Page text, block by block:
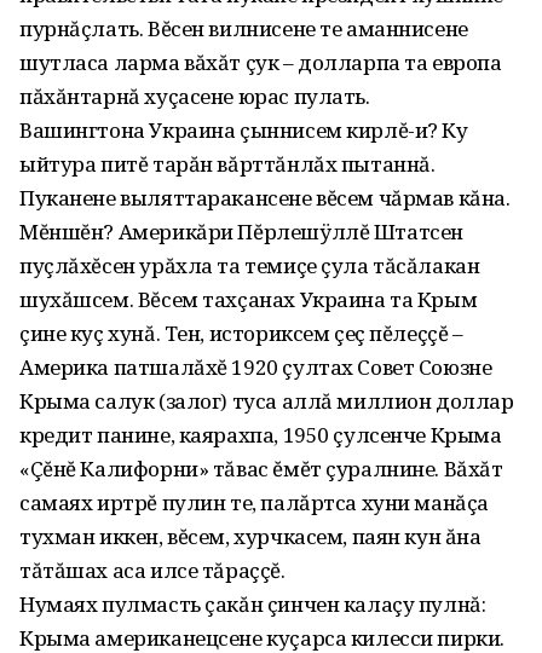
пурнăçлать. Вĕсен вилнисене те аманнисене
шутласа ларма вăхăт çук – долларпа та европа
пăхăнтарнă хуçасене юрас пулать.
Вашингтона Украина çыннисем кирлĕ-и? Ку
ыйтура питĕ тарăн вăрттăнлăх пытаннă.
Пуканене выляттаракансене вĕсем чăрмав кăна.
Мĕншĕн? Америкăри Пĕрлешÿллĕ Штатсен
пуçлăхĕсен урăхла та темиçе çула тăсăлакан
шухăшсем. Вĕсем тахçанах Украина та Крым
çине куç хунă. Тен, историксем çеç пĕлеççĕ –
Америка патшалăхĕ 1920 çултах Совет Союзне
Крыма салук (залог) туса аллă миллион доллар
кредит панине, каярахпа, 1950 çулсенче Крыма
«Çĕнĕ Калифорни» тăвас ĕмĕт çуралнине. Вăхăт
самаях иртрĕ пулин те, палăртса хуни манăçа
тухман иккен, вĕсем, хурчкасем, паян кун ăна
тăтăшах аса илсе тăраççĕ.
Нумаях пулмасть çакăн çинчен калаçу пулнă:
Крыма американецсене куçарса килесси пирки.